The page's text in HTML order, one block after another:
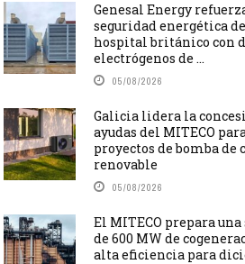
Genesal Energy
seguridad energética
hospital británico con
electrógenos de ...
05/08/2026
Galicia lidera la
ayudas del MITECO
proyectos de bomba de
renovable
05/08/2026
El MITECO prepara una
de 600 MW de
alta eficiencia para